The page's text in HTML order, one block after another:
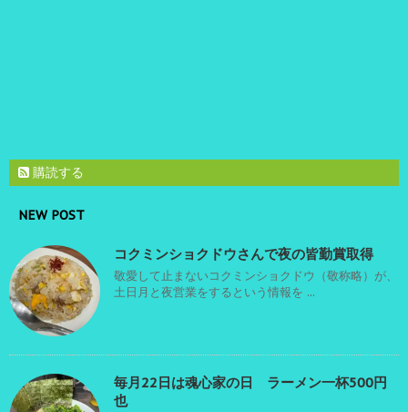
購読する
NEW POST
コクミンショクドウさんで夜の皆勤賞取得
敬愛して止まないコクミンショクドウ（敬称略）が、
土日月と夜営業をするという情報を ...
毎月22日は魂心家の日 ラーメン一杯500円
也